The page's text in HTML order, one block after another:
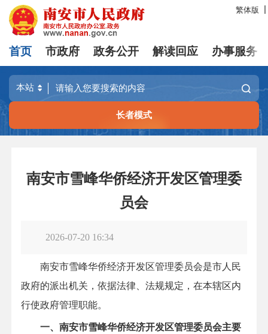
繁体版
首页 市政府 政务公开 解读回应 办事服务
长者模式
南安市雪峰华侨经济开发区管理委
员会
2026-07-20 16:34
南安市雪峰华侨经济开发区管理委员会是市人民
政府的派出机关，依据法律、法规规定，在本辖区内
行使政府管理职能。
一、南安市雪峰华侨经济开发区管理委员会主要